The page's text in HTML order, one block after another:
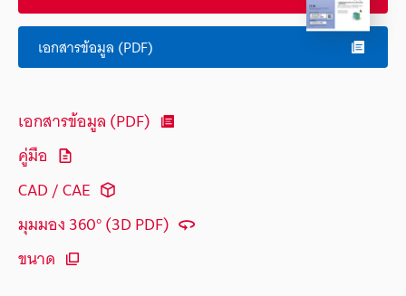
เอกสารข้อมูล (PDF)
เอกสารข้อมูล (PDF)
คู่มือ
CAD / CAE
มุมมอง 360° (3D PDF)
ขนาด